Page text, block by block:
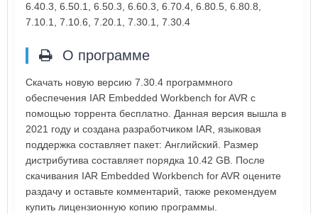
6.40.3, 6.50.1, 6.50.3, 6.60.3, 6.70.4, 6.80.5, 6.80.8,
7.10.1, 7.10.6, 7.20.1, 7.30.1, 7.30.4
О программе
Скачать новую версию 7.30.4 программного
обеспечения IAR Embedded Workbench for AVR с
помощью торрента бесплатно. Данная версия вышла в
2021 году и создана разработчиком IAR, языковая
поддержка составляет пакет: Английский. Размер
дистрибутива составляет порядка 10.42 GB. После
скачивания IAR Embedded Workbench for AVR оцените
раздачу и оставьте комментарий, также рекомендуем
купить лицензионную копию программы.